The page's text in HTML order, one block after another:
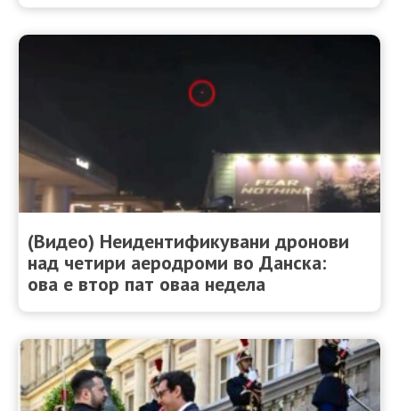
(Видео) Неидентификувани дронови
над четири аеродроми во Данска:
oва е втор пат оваа недела